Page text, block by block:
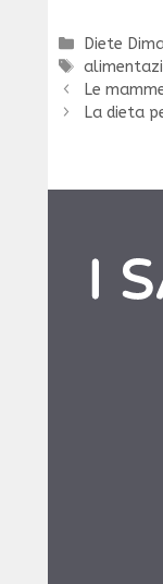
Categorie
Diete
Tag
Le
La dieta